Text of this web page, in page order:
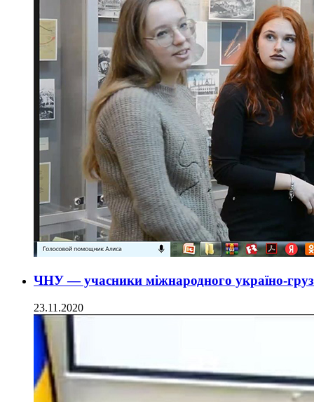
ЧНУ — учасники міжнародного україно-
23.11.2020